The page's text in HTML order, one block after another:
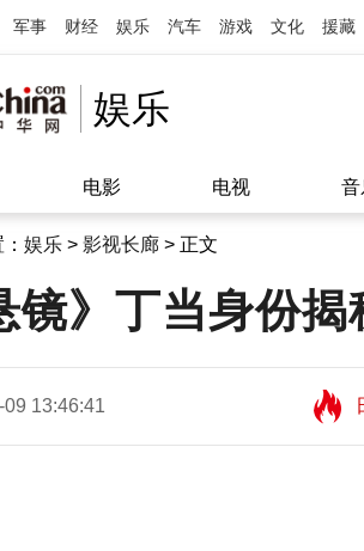
军事 财经 娱乐 汽车 游戏 文化 援藏
娱乐
电影 电视 音
娱乐 > 影视长廊 > 正文
镜》丁当身份
13:46:41